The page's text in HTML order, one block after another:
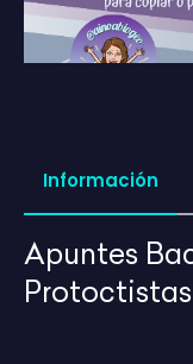
Información
Apuntes